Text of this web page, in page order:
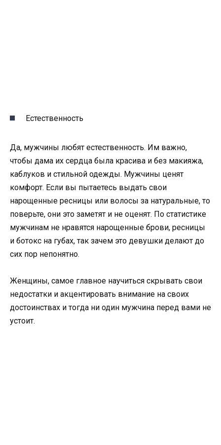
Естественность
Да, мужчины любят естественность. Им важно,
чтобы дама их сердца была красива и без макияжа,
каблуков и стильной одежды. Мужчины ценят
комфорт. Если вы пытаетесь выдать свои
нарощенные ресницы или волосы за натуральные, то
поверьте, они это заметят и не оценят. По статистике
мужчинам не нравятся нарощенные брови, ресницы
и ботокс на губах, так зачем это девушки делают до
сих пор непонятно.
Женщины, самое главное научиться скрывать свои
недостатки и акцентировать внимание на своих
достоинствах и тогда ни один мужчина перед вами не
устоит.